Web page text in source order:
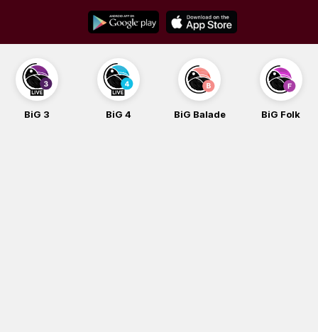
content
BiG 3 BiG 4 BiG Balade BiG Folk